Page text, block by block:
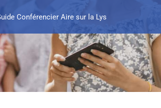
Conférencier Aire sur la Lys